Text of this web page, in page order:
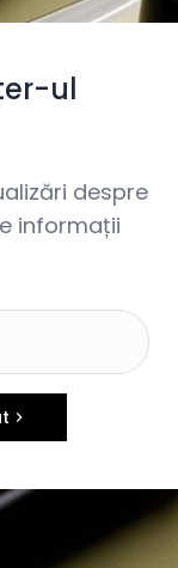
ul
despre
informații